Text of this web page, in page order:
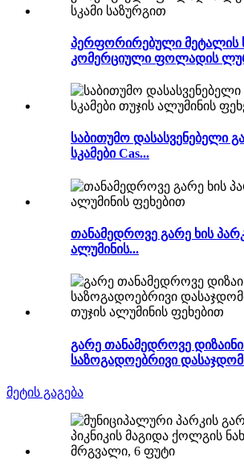
პერფორირებული მეტალის
კომერციული ფოლადის
საბითუმო დასასვენებელი
სკამები Cas...
თანამედროვე გარე ხის
ალუმინის...
გარე თანამედროვე
საზოგადოებრივი
მეტის გაგება